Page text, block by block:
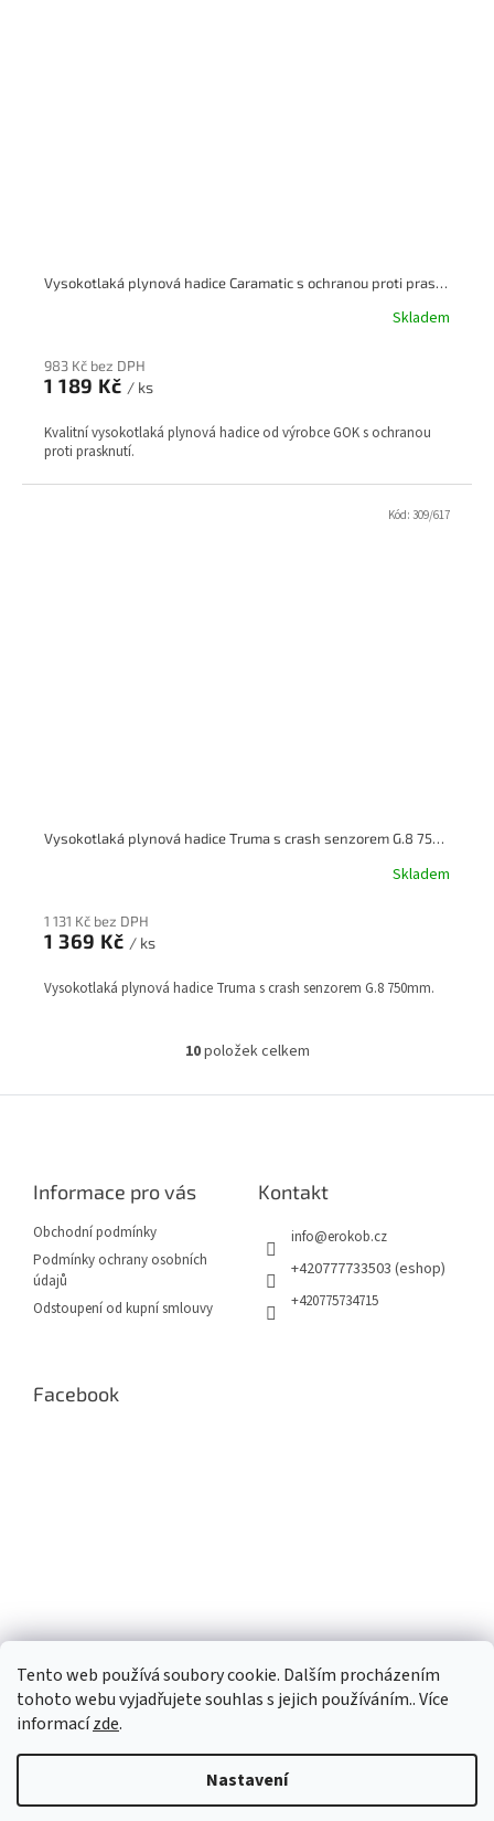
Tento web používá soubory cookie. Dalším procházením
tohoto webu vyjadřujete souhlas s jejich používáním.. Více
informacízde.
Nastavení
Vysokotlaká plynová hadice Caramatic s ochranou proti prasknutí, 750 mm G.12
Skladem
983 Kč bez DPH
1 189 Kč / ks
Kvalitní vysokotlaká plynová hadice od výrobce GOK s ochranou
proti prasknutí.
Vysokotlaká plynová hadice Truma s crash senzorem G.8 750mm
Skladem
1 131 Kč bez DPH
1 369 Kč / ks
Vysokotlaká plynová hadice Truma s crash senzorem G.8 750mm.
Kód: 309/617
O
l
10položek celkem
Informace pro vás
Obchodní podmínky
Podmínky ochrany osobních
údajů
Odstoupení od kupní smlouvy
Kontakt
info@erokob.cz
+420777733503 (eshop)
+420775734715
Facebook